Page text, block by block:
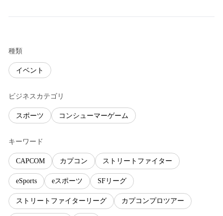
種類
イベント
ビジネスカテゴリ
スポーツ コンシューマーゲーム
キーワード
CAPCOM カプコン ストリートファイター
eSports eスポーツ SFリーグ
ストリートファイターリーグ カプコンプロツアー